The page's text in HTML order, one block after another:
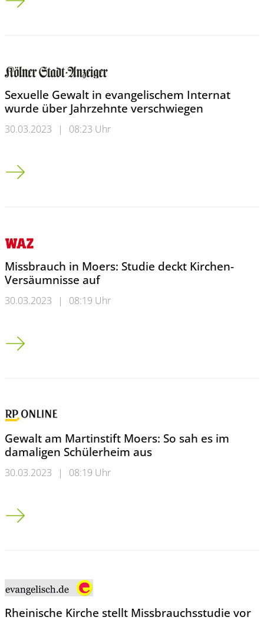
Sexuelle Gewalt in evangelischem Internat
wurde über Jahrzehnte verschwiegen
30.03.2023 | 08:23 Uhr
Sexuelle Gewalt in evangelischem Internat wurde über
Missbrauch in Moers: Studie deckt Kirchen-
Versäumnisse auf
30.03.2023 | 08:19 Uhr
Missbrauch in Moers: Studie deckt Kirchen-Versäumnisse auf
Gewalt am Martinstift Moers: So sah es im
damaligen Schülerheim aus
30.03.2023 | 08:19 Uhr
Gewalt am Martinstift Moers: So sah es im damaligen
Rheinische Kirche stellt Missbrauchsstudie vor